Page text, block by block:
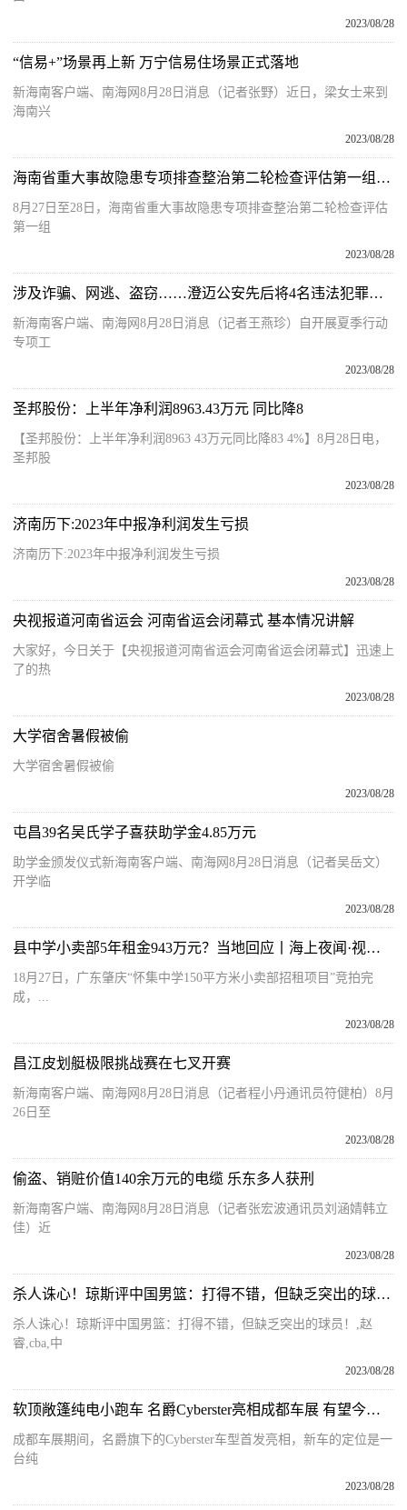
2023/08/28
“信易+”场景再上新 万宁信易住场景正式落地
新海南客户端、南海网8月28日消息（记者张野）近日，梁女士来到
海南兴
2023/08/28
海南省重大事故隐患专项排查整治第二轮检查评估第一组到陵水开展检查评估及精准执法工作
8月27日至28日，海南省重大事故隐患专项排查整治第二轮检查评估
第一组
2023/08/28
涉及诈骗、网逃、盗窃……澄迈公安先后将4名违法犯罪嫌疑人抓获
新海南客户端、南海网8月28日消息（记者王燕珍）自开展夏季行动
专项工
2023/08/28
圣邦股份：上半年净利润8963.43万元 同比降8
【圣邦股份：上半年净利润8963 43万元同比降83 4%】8月28日电，
圣邦股
2023/08/28
济南历下:2023年中报净利润发生亏损
济南历下:2023年中报净利润发生亏损
2023/08/28
央视报道河南省运会 河南省运会闭幕式 基本情况讲解
大家好，今日关于【央视报道河南省运会河南省运会闭幕式】迅速上
了的热
2023/08/28
大学宿舍暑假被偷
大学宿舍暑假被偷
2023/08/28
屯昌39名吴氏学子喜获助学金4.85万元
助学金颁发仪式新海南客户端、南海网8月28日消息（记者吴岳文）
开学临
2023/08/28
县中学小卖部5年租金943万元？当地回应丨海上夜闻·视听汇
18月27日，广东肇庆“怀集中学150平方米小卖部招租项目”竞拍完
成，...
2023/08/28
昌江皮划艇极限挑战赛在七叉开赛
新海南客户端、南海网8月28日消息（记者程小丹通讯员符健柏）8月
26日至
2023/08/28
偷盗、销赃价值140余万元的电缆 乐东多人获刑
新海南客户端、南海网8月28日消息（记者张宏波通讯员刘涵婧韩立
佳）近
2023/08/28
杀人诛心！琼斯评中国男篮：打得不错，但缺乏突出的球员！
杀人诛心！琼斯评中国男篮：打得不错，但缺乏突出的球员！,赵
睿,cba,中
2023/08/28
软顶敞篷纯电小跑车 名爵Cyberster亮相成都车展 有望今年内上市
成都车展期间，名爵旗下的Cyberster车型首发亮相，新车的定位是一
台纯
2023/08/28